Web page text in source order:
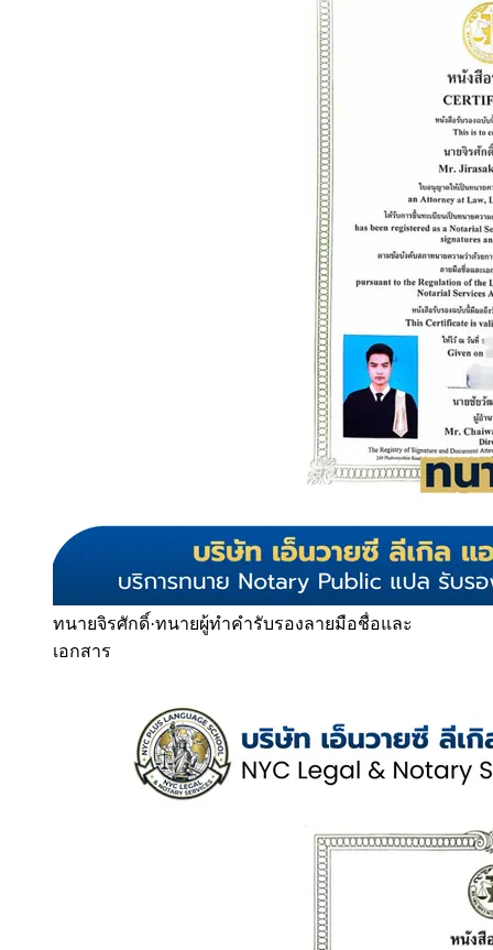
ทนายจิรศักดิ์·ทนายผู้ทำคำรับรองลายมือชื่อและ
เอกสาร